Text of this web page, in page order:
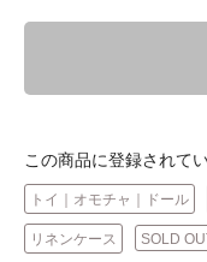
この商品に登録されて
トイ｜オモチャ｜ドール
リネンケース SOLD